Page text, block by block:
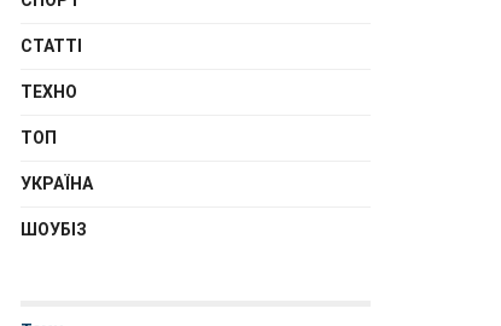
СТАТТІ
ТЕХНО
ТОП
УКРАЇНА
ШОУБІЗ